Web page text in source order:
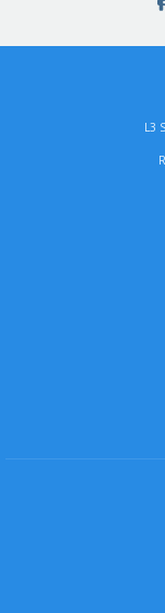
L3